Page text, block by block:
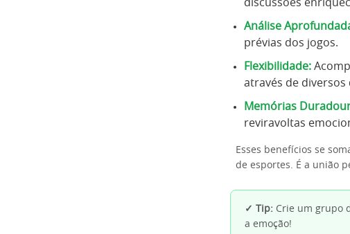
discussões
Análise
prévias dos jogos.
Flexibilidade:
através de diversos
Memórias
reviravoltas
Esses benefícios se
de esportes. É a união
✓ Tip: Crie um grupo
a emoção!